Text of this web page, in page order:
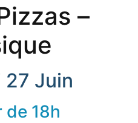
–
27 Juin
de 18h